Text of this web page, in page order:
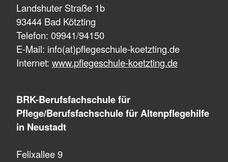
Landshuter Straße 1b
93444 Bad Kötzting
Telefon: 09941/94150
E-Mail: info(at)pflegeschule-koetzting.de
Internet: www.pflegeschule-koetzting.de
BRK-Berufsfachschule für
Pflege/Berufsfachschule für Altenpflegehilfe
in Neustadt
Felixallee 9